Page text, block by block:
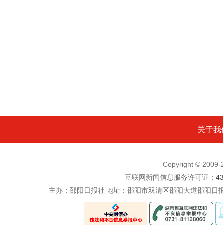
关于我
Copyright © 2009-
互联网新闻信息服务许可证：
主办：邵阳日报社 地址：邵阳市双清区邵阳大道邵阳